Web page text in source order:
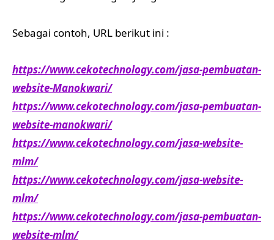
Sebagai contoh, URL berikut ini :
https://www.cekotechnology.com/jasa-pembuatan-
website-Manokwari/
https://www.cekotechnology.com/jasa-pembuatan-
website-manokwari/
https://www.cekotechnology.com/jasa-website-
mlm/
https://www.cekotechnology.com/jasa-website-
mlm/
https://www.cekotechnology.com/jasa-pembuatan-
website-mlm/